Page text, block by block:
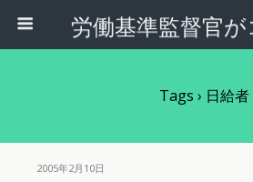
労働基準監督官が
Tags › 日給者
2005年2月10日